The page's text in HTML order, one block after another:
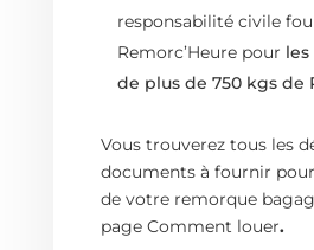
responsabilité civile
Remorc’Heure pour
de plus de 750 kgs de
Vous trouverez tous les
documents à fournir
de votre remorque
page Comment louer.